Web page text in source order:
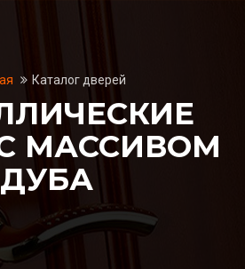
Каталог дверей
МАССИВОМ
ДУБА